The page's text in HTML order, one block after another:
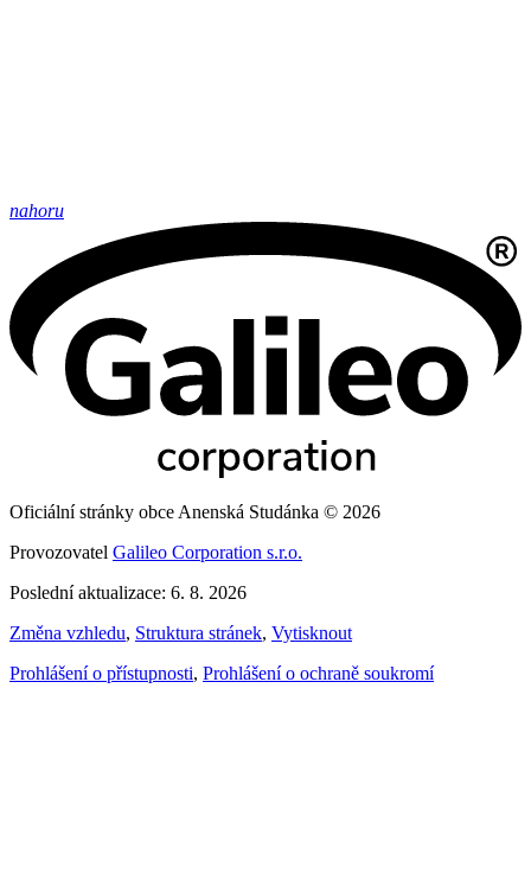
nahoru
Oficiální stránky obce Anenská Studánka © 2026
Provozovatel Galileo Corporation s.r.o.
Poslední aktualizace: 6. 8. 2026
Změna vzhledu, Struktura stránek, Vytisknout
Prohlášení o přístupnosti, Prohlášení o ochraně soukromí